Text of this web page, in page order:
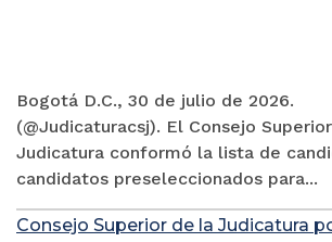
Bogotá D.C., 30 de julio de 2026.
(@Judicaturacsj). El Consejo
Judicatura conformó la lista de
candidatos preseleccionados para...
Consejo Superior de la Judicatura